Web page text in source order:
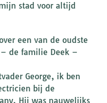
stad voor altijd
een van de oudste
de familie Deek –
George, ik ben
bij de
Hij was nauwelijks